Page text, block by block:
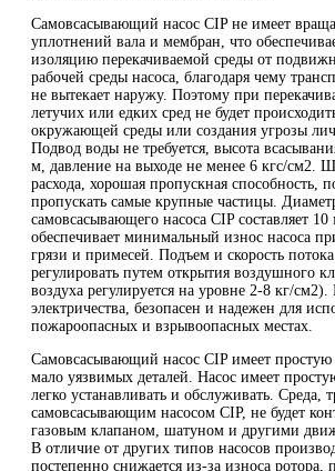
Самовсасывающий насос CIP не имеет
уплотнений вала и мембран, что
изоляцию перекачиваемой среды от
рабочей среды насоса, благодаря чему
не вытекает наружу. Поэтому при
летучих или едких сред не будет
окружающей среды или создания угрозы
Подвод воды не требуется, высота
м, давление на выходе не менее 6 кгс/см2.
расхода, хорошая пропускная способность,
пропускать самые крупные частицы.
самовсасывающего насоса CIP составляет
обеспечивает минимальный износ насоса
грязи и примесей. Подъем и скорость
регулировать путем открытия воздушного
воздуха регулируется на уровне 2-8 кг/см2).
электричества, безопасен и надежен для
пожароопасных и взрывоопасных местах.
Самовсасывающий насос CIP имеет
мало уязвимых деталей. Насос имеет
легко устанавливать и обслуживать. Среда,
самовсасывающим насосом CIP, не будет
газовым клапаном, шатуном и другими
В отличие от других типов насосов
постепенно снижается из-за износа ротора,